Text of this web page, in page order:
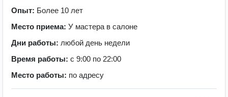
Опыт: Более 10 лет
Место приема: У мастера в салоне
Дни работы: любой день недели
Время работы: с 9:00 по 22:00
Место работы: по адресу